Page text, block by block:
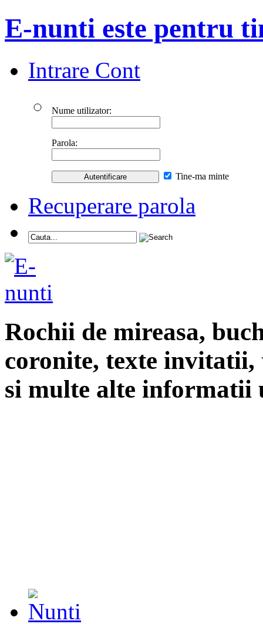
E-nunti este pentru
Intrare Cont
Nume utilizator:
Parola:
Tine-ma minte
Recuperare parola
Rochii de mireasa,
coronite, texte
si multe alte informatii